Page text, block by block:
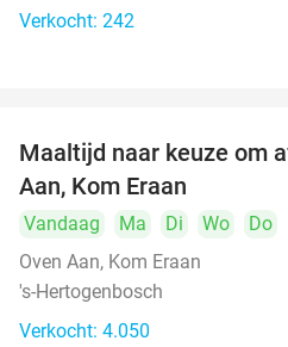
Verkocht: 242
Maaltijd naar keuze om
Aan, Kom Eraan
Vandaag Ma Di Wo
Do
Oven Aan, Kom Eraan
's-Hertogenbosch
Verkocht: 4.050